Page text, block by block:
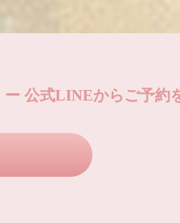
ー 公式LINEからご予約